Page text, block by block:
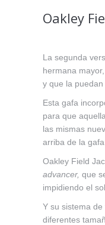
Oakley
La segunda
hermana
y que la
Esta gafa
para que
las mismas
arriba de la
Oakley Field
advancer, que
impidiendo el
Y su sistema
diferentes